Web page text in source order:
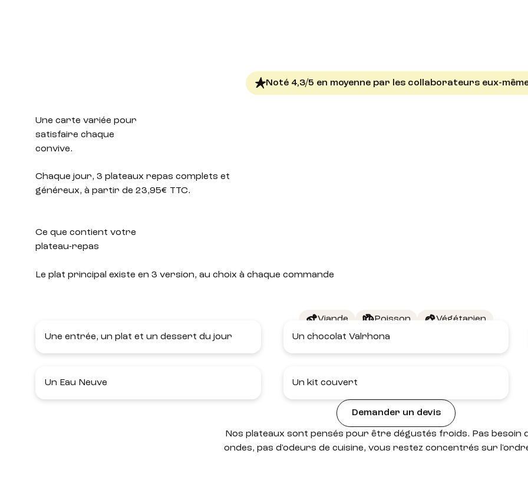
Noté 4,3/5 en moyenne par les collaborateurs eux-
Une carte variée pour
satisfaire chaque
convive.
Chaque jour, 3 plateaux repas complets et
généreux, à partir de 23,95€ TTC.
Ce que contient votre
plateau-repas
Le plat principal existe en 3 version, au choix à chaque commande
Viande Poisson
Végétarien
Une entrée, un plat et un dessert du jour
Un chocolat Valrhona
Un Eau Neuve Un kit couvert
Demander un devis
Nos plateaux sont pensés pour être dégustés froids. Pas besoin
ondes, pas d'odeurs de cuisine, vous restez concentrés sur